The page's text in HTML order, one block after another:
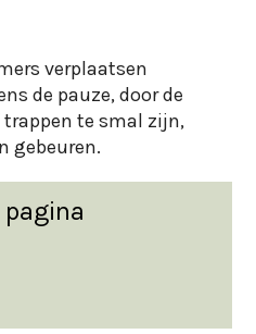
verplaatsen
de pauze, door de
te smal zijn,